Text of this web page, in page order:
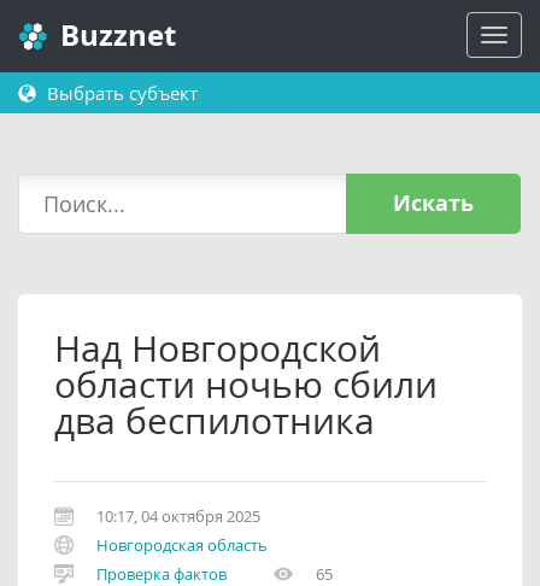
Buzznet
Выбрать субъект
Искать
Над Новгородской
области ночью сбили
два беспилотника
10:17, 04 октября 2025
Новгородская область
Проверка фактов
65